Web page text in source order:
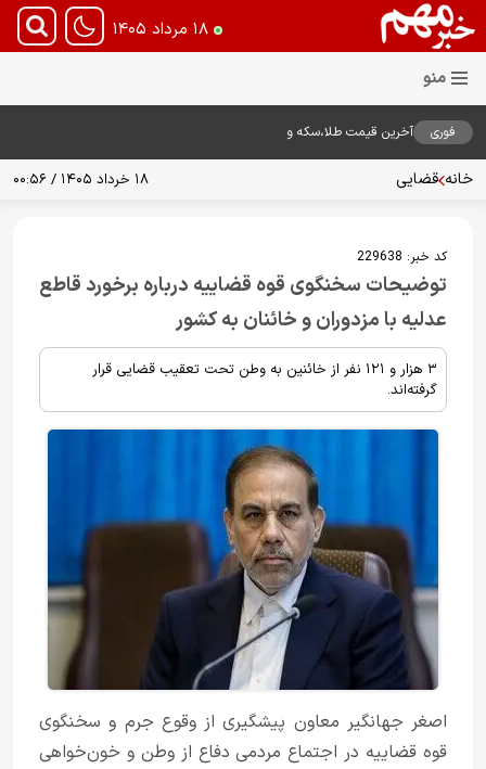
۱۸ مرداد ۱۴۰۵
فوری
آخرین قیمت طلا،سکه و
خانه قضایی ۱۸ خرداد ۱۴۰۵ / ۰۰:۵۶
کد خبر: 229638
توضیحات سخنگوی قوه قضاییه درباره برخورد قاطع
عدلیه با مزدوران و خائنان به کشور
۳ هزار و ۱۲۱ نفر از خائنین به وطن تحت تعقیب قضایی قرار
گرفته‌اند.
اصغر جهانگیر معاون پیشگیری از وقوع جرم و سخنگوی
قوه قضاییه در اجتماع مردمی دفاع از وطن و خون‌خواهی